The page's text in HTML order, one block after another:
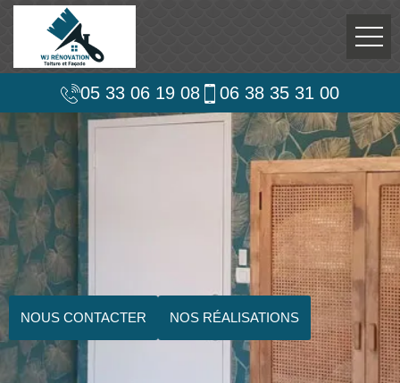
05 33 06 19 08 06 38 35 31 00
NOUS CONTACTER NOS RÉALISATIONS